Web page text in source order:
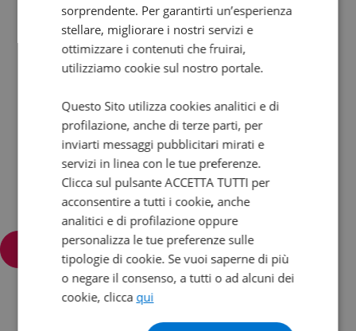
Filtra e ordina
sorprendente. Per garantirti un’esperienza
stellare, migliorare i nostri servizi e
ottimizzare i contenuti che fruirai,
utilizziamo cookie sul nostro portale.
Questo Sito utilizza cookies analitici e di
profilazione, anche di terze parti, per
inviarti messaggi pubblicitari mirati e
servizi in linea con le tue preferenze.
Clicca sul pulsante ACCETTA TUTTI per
acconsentire a tutti i cookie, anche
analitici e di profilazione oppure
personalizza le tue preferenze sulle
tipologie di cookie. Se vuoi saperne di più
o negare il consenso, a tutti o ad alcuni dei
cookie, clicca qui